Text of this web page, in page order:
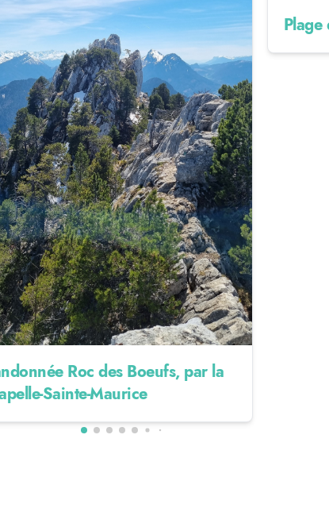
Roc des Boeufs, par la
Sainte-Maurice
Plage